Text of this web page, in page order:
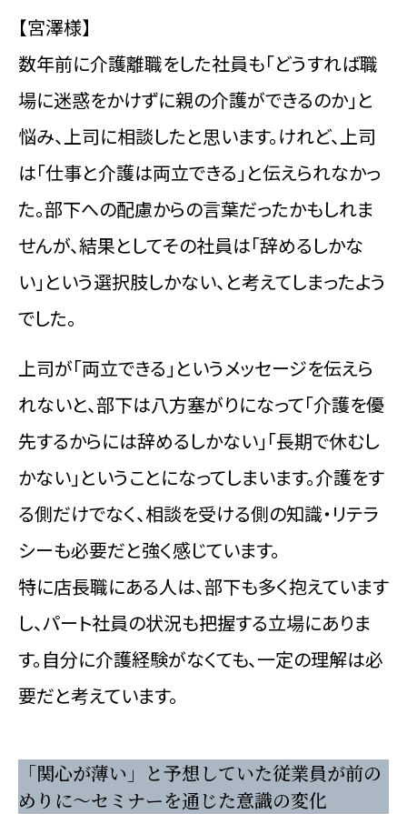
【宮澤様】
数年前に介護離職をした社員も「どうすれば職
場に迷惑をかけずに親の介護ができるのか」と
悩み、上司に相談したと思います。けれど、上司
は「仕事と介護は両立できる」と伝えられなかっ
た。部下への配慮からの言葉だったかもしれま
せんが、結果としてその社員は「辞めるしかな
い」という選択肢しかない、と考えてしまったよう
でした。
上司が「両立できる」というメッセージを伝えら
れないと、部下は八方塞がりになって「介護を優
先するからには辞めるしかない」「長期で休むし
かない」ということになってしまいます。介護をす
る側だけでなく、相談を受ける側の知識・リテラ
シーも必要だと強く感じています。
特に店長職にある人は、部下も多く抱えています
し、パート社員の状況も把握する立場にありま
す。自分に介護経験がなくても、一定の理解は必
要だと考えています。
「関心が薄い」と予想していた従業員が前の
めりに～セミナーを通じた意識の変化